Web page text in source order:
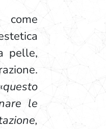
come
pelle,
questo
le